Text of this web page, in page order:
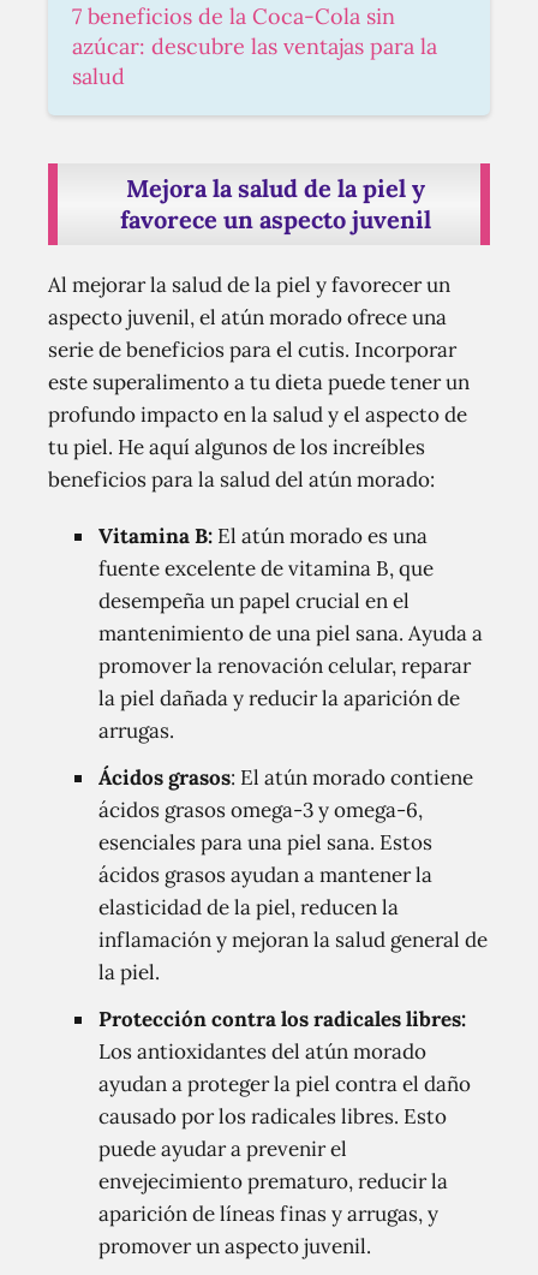
7 beneficios de la Coca-Cola sin
azúcar: descubre las ventajas para la
salud
Mejora la salud de la piel y
favorece un aspecto juvenil
Al mejorar la salud de la piel y favorecer un
aspecto juvenil, el atún morado ofrece una
serie de beneficios para el cutis. Incorporar
este superalimento a tu dieta puede tener un
profundo impacto en la salud y el aspecto de
tu piel. He aquí algunos de los increíbles
beneficios para la salud del atún morado:
Vitamina B: El atún morado es una
fuente excelente de vitamina B, que
desempeña un papel crucial en el
mantenimiento de una piel sana. Ayuda a
promover la renovación celular, reparar
la piel dañada y reducir la aparición de
arrugas.
Ácidos grasos: El atún morado contiene
ácidos grasos omega-3 y omega-6,
esenciales para una piel sana. Estos
ácidos grasos ayudan a mantener la
elasticidad de la piel, reducen la
inflamación y mejoran la salud general de
la piel.
Protección contra los radicales libres:
Los antioxidantes del atún morado
ayudan a proteger la piel contra el daño
causado por los radicales libres. Esto
puede ayudar a prevenir el
envejecimiento prematuro, reducir la
aparición de líneas finas y arrugas, y
promover un aspecto juvenil.